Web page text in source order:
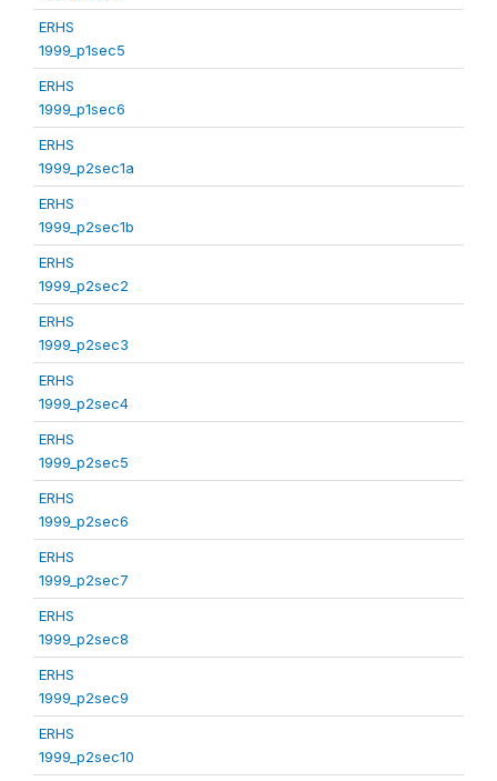
ERHS
1999_p1sec5
ERHS
1999_p1sec6
ERHS
1999_p2sec1a
ERHS
1999_p2sec1b
ERHS
1999_p2sec2
ERHS
1999_p2sec3
ERHS
1999_p2sec4
ERHS
1999_p2sec5
ERHS
1999_p2sec6
ERHS
1999_p2sec7
ERHS
1999_p2sec8
ERHS
1999_p2sec9
ERHS
1999_p2sec10